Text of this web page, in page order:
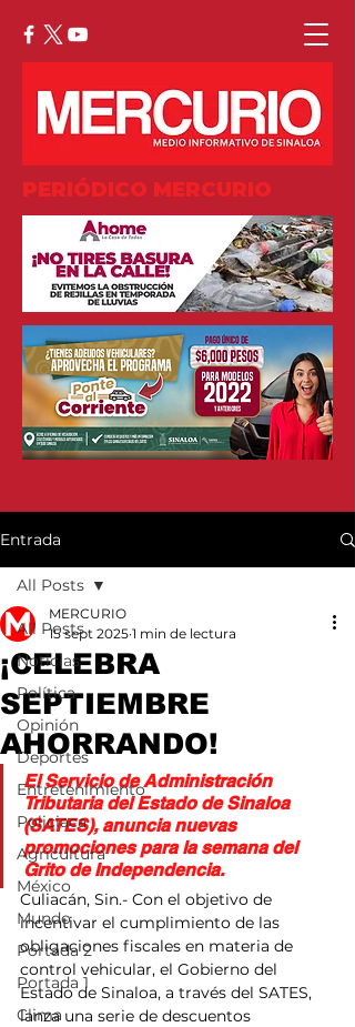
PERIÓDICO MERCURIO
Entrada
All Posts
Noticias
Política
Opinión
Deportes
Entretenimiento
Policiaca
Agricultura
México
Mundo
Portada 2
Portada 1
Clima
All Posts
¡CELEBRA
SEPTIEMBRE
AHORRANDO!
MERCURIO
15 sept 2025 1 min de lectura
El Servicio de Administración
Tributaria del Estado de Sinaloa
(SATES), anuncia nuevas
promociones para la semana del
Grito de Independencia.
Culiacán, Sin.- Con el objetivo de
incentivar el cumplimiento de las
obligaciones fiscales en materia de
control vehicular, el Gobierno del
Estado de Sinaloa, a través del SATES,
lanza una serie de descuentos